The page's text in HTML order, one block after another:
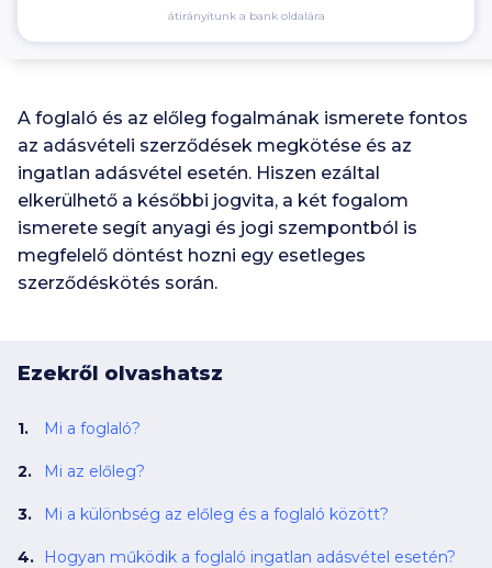
átirányítunk a bank oldalára
A foglaló és az előleg fogalmának ismerete fontos
az adásvételi szerződések megkötése és az
ingatlan adásvétel esetén. Hiszen ezáltal
elkerülhető a későbbi jogvita, a két fogalom
ismerete segít anyagi és jogi szempontból is
megfelelő döntést hozni egy esetleges
szerződéskötés során.
Ezekről olvashatsz
Mi a foglaló?
Mi az előleg?
Mi a különbség az előleg és a foglaló között?
Hogyan működik a foglaló ingatlan adásvétel esetén?